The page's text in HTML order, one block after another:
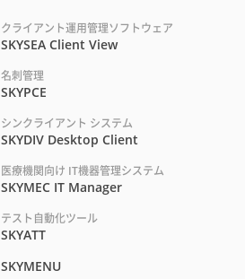
クライアント運用管理ソフトウェア
SKYSEA Client View
名刺管理
SKYPCE
シンクライアント システム
SKYDIV Desktop Client
医療機関向け IT機器管理システム
SKYMEC IT Manager
テスト自動化ツール
SKYATT
SKYMENU